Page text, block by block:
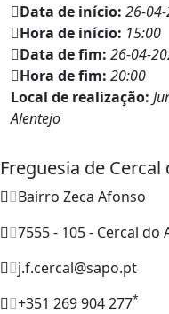
Data de início: 26-
Hora de início: 15:00
Data de fim: 26-04-
Hora de fim: 20:00
Local de realização:
Alentejo
Freguesia de
Bairro Zeca Afonso
7555 - 105 - Cercal do
j.f.cercal@sapo.pt
+351 269 904 277*